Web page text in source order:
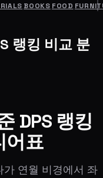
BOOKS FOOD
랭킹 비교 분
DPS 랭킹
어표
연월 비경에서 좌